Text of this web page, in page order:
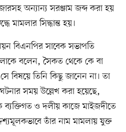
অন্যান্য সরঞ্জাম জব্দ করা হয়
মামলার সিদ্ধান্ত হয়।
বিএনপির সাবেক সভাপতি
বলেন, সৈকত থেকে কে বা
বিষয়ে তিনি কিছু জানেন না। তা
সময় উল্লেখ করা হয়েছে,
ও দলীয় কাজে মাইজদীতে
তাঁর নাম মামলায় যুক্ত